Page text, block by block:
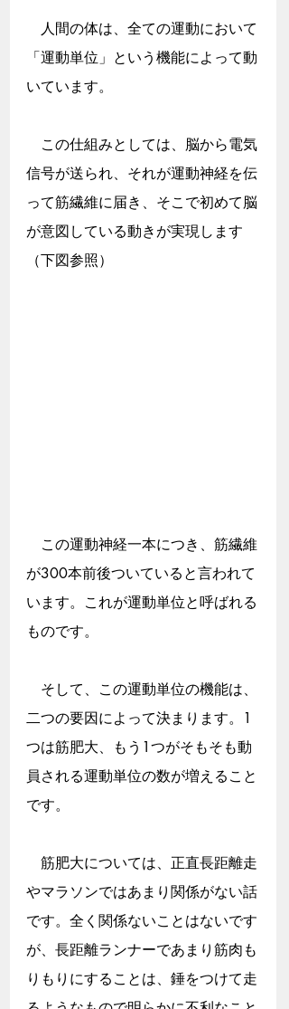
人間の体は、全ての運動において
「運動単位」という機能によって動
いています。
この仕組みとしては、脳から電気
信号が送られ、それが運動神経を伝
って筋繊維に届き、そこで初めて脳
が意図している動きが実現します
（下図参照）
この運動神経一本につき、筋繊維
が300本前後ついていると言われて
います。これが運動単位と呼ばれる
ものです。
そして、この運動単位の機能は、
二つの要因によって決まります。1
つは筋肥大、もう1つがそもそも動
員される運動単位の数が増えること
です。
筋肥大については、正直長距離走
やマラソンではあまり関係がない話
です。全く関係ないことはないです
が、長距離ランナーであまり筋肉も
りもりにすることは、錘をつけて走